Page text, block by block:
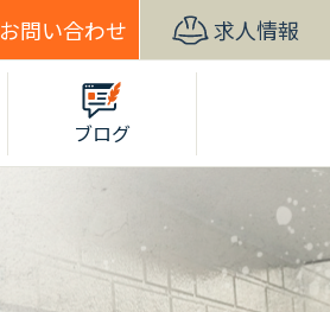
お問い合わせ 求人情報
ブログ